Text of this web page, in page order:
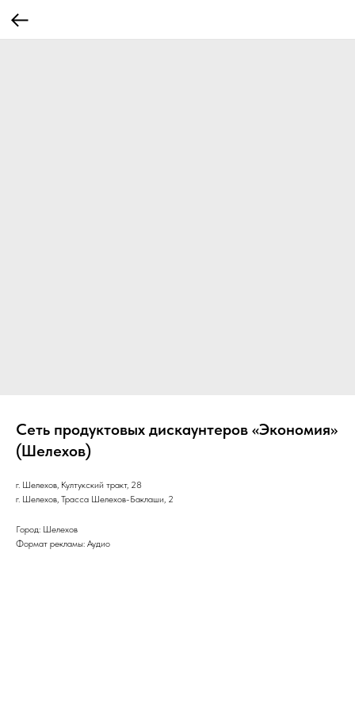
Сеть продуктовых дискаунтеров «Экономия»
(Шелехов)
г. Шелехов, Култукский тракт, 28
г. Шелехов, Трасса Шелехов-Баклаши, 2
Город: Шелехов
Формат рекламы: Аудио